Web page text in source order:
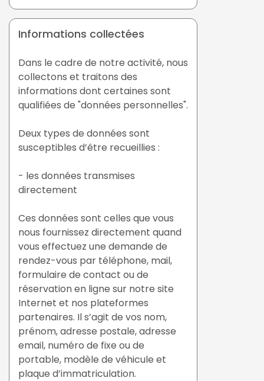
Informations collectées
Dans le cadre de notre activité, nous
collectons et traitons des
informations dont certaines sont
qualifiées de "données personnelles".
Deux types de données sont
susceptibles d’être recueillies :
- les données transmises
directement
Ces données sont celles que vous
nous fournissez directement quand
vous effectuez une demande de
rendez-vous par téléphone, mail,
formulaire de contact ou de
réservation en ligne sur notre site
Internet et nos plateformes
partenaires. Il s’agit de vos nom,
prénom, adresse postale, adresse
email, numéro de fixe ou de
portable, modèle de véhicule et
plaque d’immatriculation.